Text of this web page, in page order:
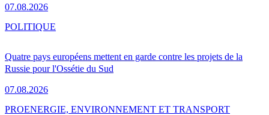
07.08.2026
Quatre pays européens mettent en garde contre les projets de la
Russie pour l'Ossétie du Sud
07.08.2026
POLITIQUE
PROENERGIE, ENVIRONNEMENT ET TRANSPORT